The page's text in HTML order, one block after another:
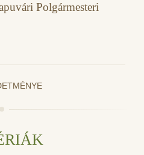
Polgármesteri